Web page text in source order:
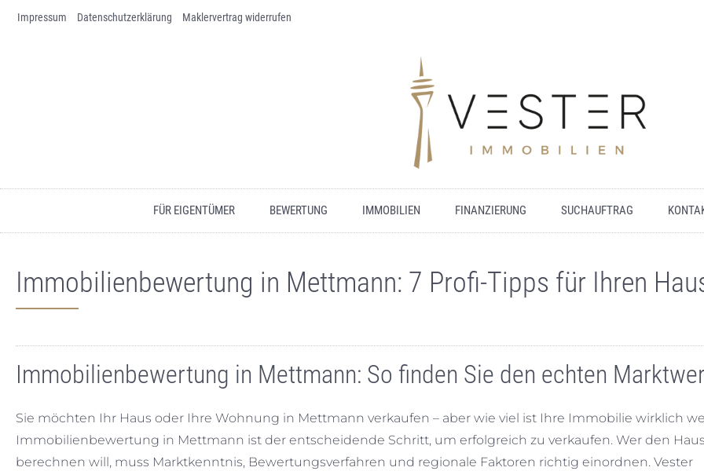
Skip to content
Impressum Datenschutz­erklärung Maklervertrag widerrufen
FÜR EIGENTÜMER BEWERTUNG IMMOBILIEN FINANZIERUNG SUCHAUFTRAG
Immobilienbewertung in Mettmann: 7 Profi-Tipps für Ihren
Immobilienbewertung in Mettmann: So finden Sie den echten
Sie möchten Ihr Haus oder Ihre Wohnung in Mettmann verkaufen – aber wie viel ist Ihre Immobilie wirklich
Immobilienbewertung in Mettmann ist der entscheidende Schritt, um erfolgreich zu verkaufen. Wer den
berechnen will, muss Marktkenntnis, Bewertungsverfahren und regionale Faktoren richtig einordnen. Vester